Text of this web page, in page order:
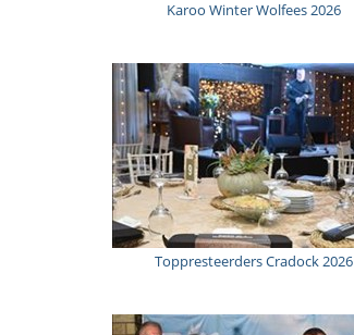
Karoo Winter Wolfees 2026
Toppresteerders Cradock 2026